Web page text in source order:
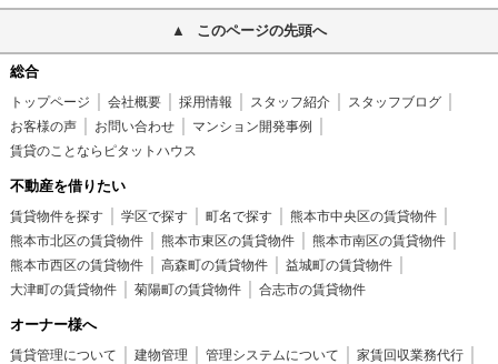
このページの先頭へ
総合
トップページ 会社概要 採用情報 スタッフ紹介
スタッフブログ
お客様の声
お問い合わせ
マンション開発事例
賃貸のことならピタットハウス
不動産を借りたい
賃貸物件を探す 学区で探す 町名で探す
熊本市中央区の賃貸物件
熊本市北区の賃貸物件
熊本市東区の賃貸物件
熊本市南区の賃貸物件
熊本市西区の賃貸物件
高森町の賃貸物件
益城町の賃貸物件
大津町の賃貸物件
菊陽町の賃貸物件 合志市の賃貸物件
オーナー様へ
賃貸管理について 建物管理 管理システムについて
家賃回収業務代行